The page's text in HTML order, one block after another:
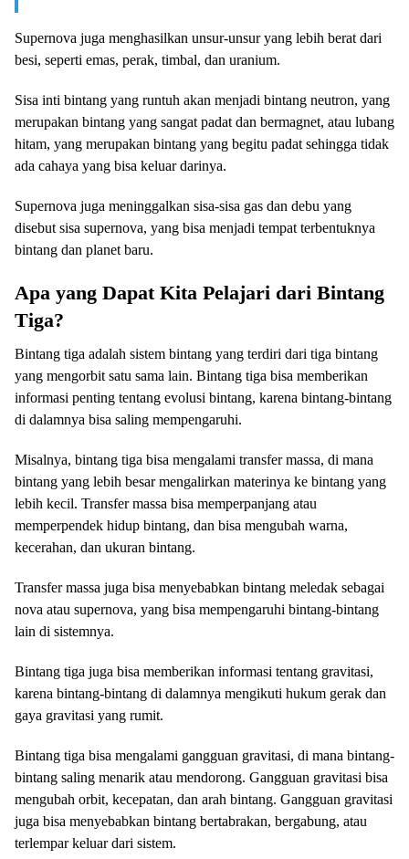
Supernova juga menghasilkan unsur-unsur yang lebih berat dari
besi, seperti emas, perak, timbal, dan uranium.
Sisa inti bintang yang runtuh akan menjadi bintang neutron, yang
merupakan bintang yang sangat padat dan bermagnet, atau lubang
hitam, yang merupakan bintang yang begitu padat sehingga tidak
ada cahaya yang bisa keluar darinya.
Supernova juga meninggalkan sisa-sisa gas dan debu yang
disebut sisa supernova, yang bisa menjadi tempat terbentuknya
bintang dan planet baru.
Apa yang Dapat Kita Pelajari dari Bintang
Tiga?
Bintang tiga adalah sistem bintang yang terdiri dari tiga bintang
yang mengorbit satu sama lain. Bintang tiga bisa memberikan
informasi penting tentang evolusi bintang, karena bintang-bintang
di dalamnya bisa saling mempengaruhi.
Misalnya, bintang tiga bisa mengalami transfer massa, di mana
bintang yang lebih besar mengalirkan materinya ke bintang yang
lebih kecil. Transfer massa bisa memperpanjang atau
memperpendek hidup bintang, dan bisa mengubah warna,
kecerahan, dan ukuran bintang.
Transfer massa juga bisa menyebabkan bintang meledak sebagai
nova atau supernova, yang bisa mempengaruhi bintang-bintang
lain di sistemnya.
Bintang tiga juga bisa memberikan informasi tentang gravitasi,
karena bintang-bintang di dalamnya mengikuti hukum gerak dan
gaya gravitasi yang rumit.
Bintang tiga bisa mengalami gangguan gravitasi, di mana bintang-
bintang saling menarik atau mendorong. Gangguan gravitasi bisa
mengubah orbit, kecepatan, dan arah bintang. Gangguan gravitasi
juga bisa menyebabkan bintang bertabrakan, bergabung, atau
terlempar keluar dari sistem.